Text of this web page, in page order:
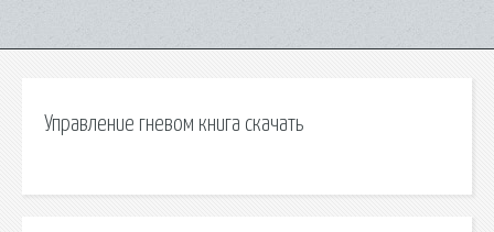
Управление гневом книга скачать